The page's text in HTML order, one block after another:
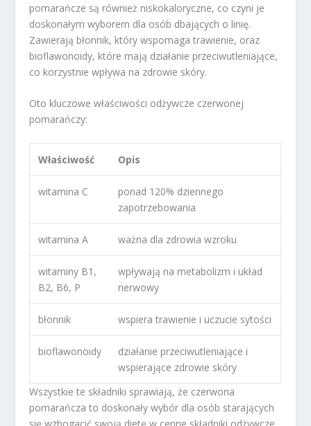
pomarańcze są również niskokaloryczne, co czyni je
doskonałym wyborem dla osób dbających o linię.
Zawierają błonnik, który wspomaga trawienie, oraz
bioflawonoidy, które mają działanie przeciwutleniające,
co korzystnie wpływa na zdrowie skóry.
Oto kluczowe właściwości odżywcze czerwonej
pomarańczy:
Właściwość Opis
witamina C
ponad 120% dziennego
zapotrzebowania
witamina A ważna dla zdrowia wzroku
witaminy B1,
B2, B6, P
wpływają na metabolizm i układ
nerwowy
błonnik wspiera trawienie i uczucie sytości
bioflawonoidy
działanie przeciwutleniające i
wspierające zdrowie skóry
Wszystkie te składniki sprawiają, że czerwona
pomarańcza to doskonały wybór dla osób starających
się wzbogacić swoją dietę w cenne składniki odżywcze.